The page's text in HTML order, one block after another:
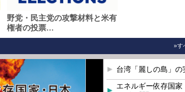
野党・民主党の攻撃材料と米有
権者の投票…
»す
台湾「麗しの島」の
エネルギー依存国